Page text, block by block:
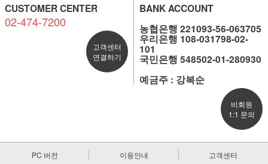
CUSTOMER CENTER
02-474-7200
고객센터
연결하기
BANK ACCOUNT
농협은행 221093-56-063705
우리은행 108-031798-02-
101
국민은행 548502-01-280930
예금주 : 강복순
비회원
1:1 문의
PC 버전 이용안내 고객센터